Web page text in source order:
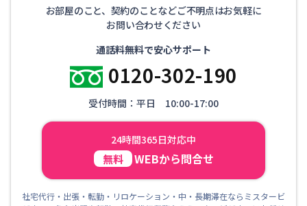
お部屋のこと、契約のことなどご不明点はお気軽に
お問い合わせください
通話料無料で安心サポート
0120-302-190
受付時間：平日 10:00-17:00
24時間365日対応中
無料 WEBから問合せ
社宅代行・出張・転勤・リロケーション・中・長期滞在ならミスタービ